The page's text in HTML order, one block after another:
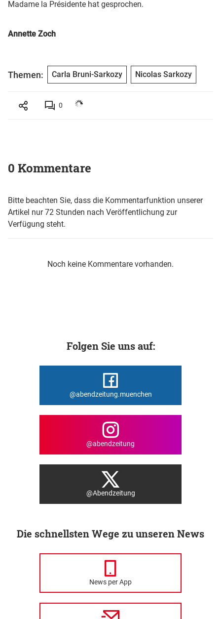
Madame la Présidente hat gesprochen.
Annette Zoch
Themen: Carla Bruni-Sarkozy Nicolas Sarkozy
0
0 Kommentare
Bitte beachten Sie, dass die Kommentarfunktion unserer
Artikel nur 72 Stunden nach Veröffentlichung zur
Verfügung steht.
Noch keine Kommentare vorhanden.
Folgen Sie uns auf:
@abendzeitung.muenchen
@abendzeitung
@Abendzeitung
Die schnellsten Wege zu unseren News
News per App